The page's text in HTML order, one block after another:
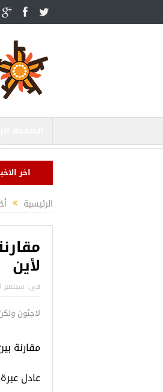
اخر
وزير الدفاع التركي يبحث مع نظيره الروسي القضايا
تركيا بصدد إنهاء الاستعدادات لشنّ عملية جديدة
الرئيسية
ﻷين
فى: سبتمبر 03, 2015
لاجئون
مقارنة
عادل
رسائل تحذيرية من الشرطة